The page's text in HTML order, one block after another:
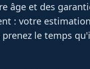
âge et des
: votre
le temps